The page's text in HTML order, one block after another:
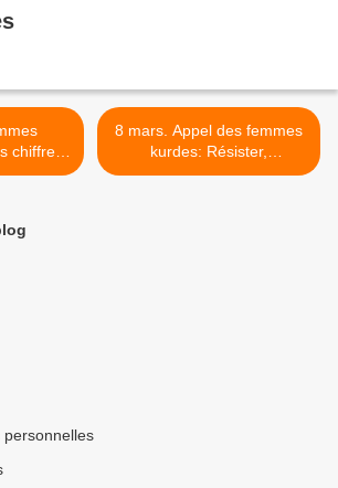
chiffres
de
8 mars. Appel des femmes
kurdes: Résister,
s’organiser, vivre libre ! >